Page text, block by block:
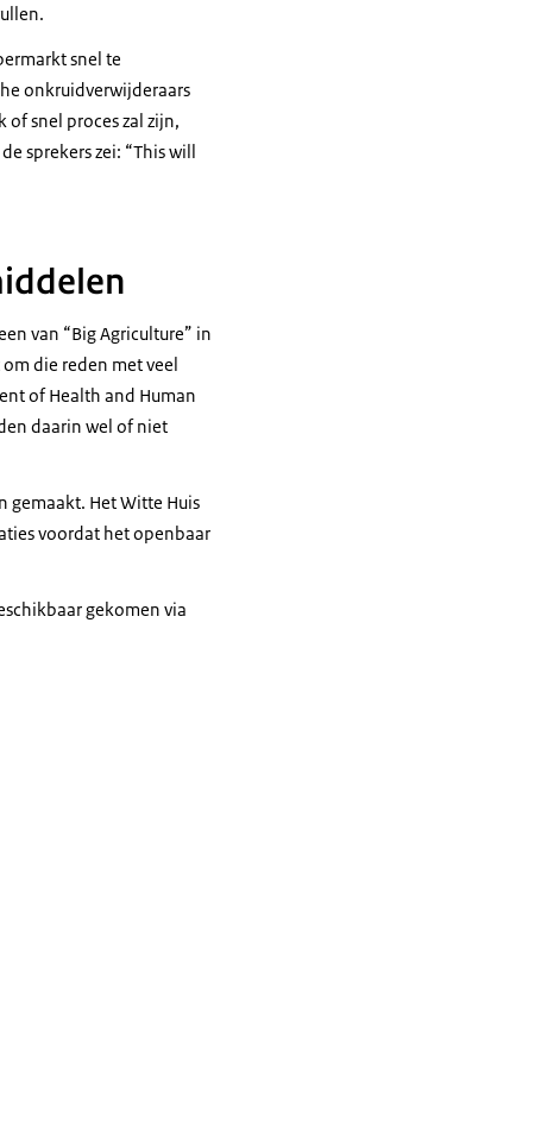
snel te
onkruidverwijderaars
snel proces zal zijn,
sprekers zei: “This will
van “Big Agriculture” in
die reden met veel
of Health and Human
daarin wel of niet
gemaakt. Het Witte Huis
voordat het openbaar
gekomen via